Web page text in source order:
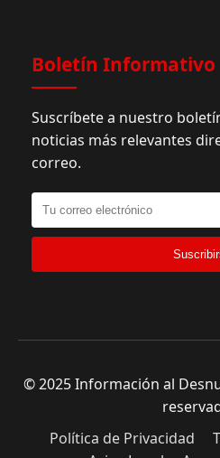
Boletín Informativo
Suscríbete a nuestro
noticias más relevantes
correo.
© 2025 Información al
Política de Privacidad